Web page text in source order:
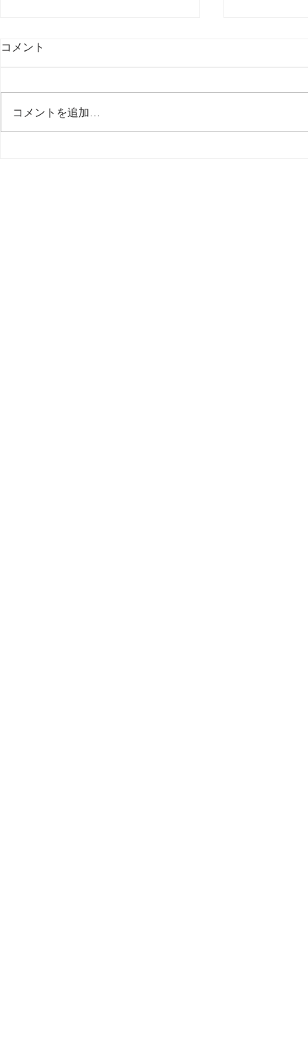
最後の日記です
コメント
コメントを追加…